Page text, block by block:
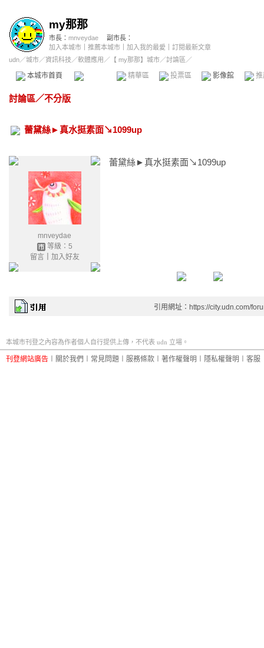
my那那
市長： mnveydae
副市長：
加入本城市
推薦本城市 加入我的最愛
訂閱最新文章
udn／城市／資訊科技 ／軟體應用 ／ 【 my那那】城市／討論區／
本城市首頁 精華區 投票區 影像館
討論區／不分版
蕾黛絲►真水挺素面↘1099up
mnveydae
等級：5
留言｜ 加入好友
蕾黛絲►真水挺素面↘1099up
引用網址：https://city.udn.com/
本城市刊登之內容為作者個人自行提供上傳，不代表 udn 立場。
刊登網站廣告 關於我們 常見問題 服務條款 著作權聲明 隱私權聲明 客服